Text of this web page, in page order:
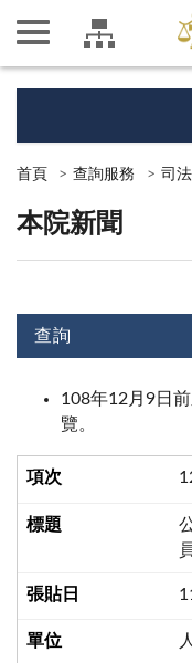
首頁 查詢服務 司
本院新聞
查詢
108年12月9日
覽。